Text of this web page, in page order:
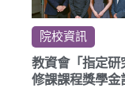
院校資訊
教資會「指定研
修課課程獎學金